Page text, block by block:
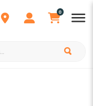
0